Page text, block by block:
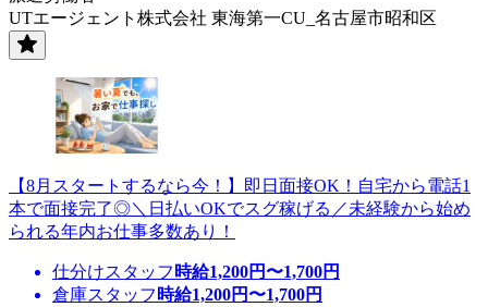
UTエージェント株式会社 東海第一CU_名古屋市昭和区
【8月スタートするなら今！】即日面接OK！自宅から電話1
本で面接完了◎＼日払いOKでスグ稼げる／未経験から始め
られる年内お仕事多数あり！
仕分けスタッフ 時給1,200円〜1,700円
倉庫スタッフ 時給1,200円〜1,700円